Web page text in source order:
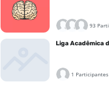
93
1 Participantes